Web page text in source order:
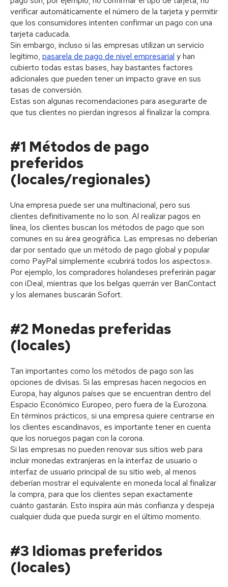
verificar automáticamente el número de la tarjeta y permitir
que los consumidores intenten confirmar un pago con una
tarjeta caducada.
Sin embargo, incluso si las empresas utilizan un servicio
legítimo, pasarela de pago de nivel empresarial y han
cubierto todas estas bases, hay bastantes factores
adicionales que pueden tener un impacto grave en sus
tasas de conversión.
Estas son algunas recomendaciones para asegurarte de
que tus clientes no pierdan ingresos al finalizar la compra.
#1 Métodos de pago
preferidos
(locales/regionales)
Una empresa puede ser una multinacional, pero sus
clientes definitivamente no lo son. Al realizar pagos en
línea, los clientes buscan los métodos de pago que son
comunes en su área geográfica. Las empresas no deberían
dar por sentado que un método de pago global y popular
como PayPal simplemente «cubrirá todos los aspectos».
Por ejemplo, los compradores holandeses preferirán pagar
con iDeal, mientras que los belgas querrán ver BanContact
y los alemanes buscarán Sofort.
#2 Monedas preferidas
(locales)
Tan importantes como los métodos de pago son las
opciones de divisas. Si las empresas hacen negocios en
Europa, hay algunos países que se encuentran dentro del
Espacio Económico Europeo, pero fuera de la Eurozona.
En términos prácticos, si una empresa quiere centrarse en
los clientes escandinavos, es importante tener en cuenta
que los noruegos pagan con la corona.
Si las empresas no pueden renovar sus sitios web para
incluir monedas extranjeras en la interfaz de usuario o
interfaz de usuario principal de su sitio web, al menos
deberían mostrar el equivalente en moneda local al finalizar
la compra, para que los clientes sepan exactamente
cuánto gastarán. Esto inspira aún más confianza y despeja
cualquier duda que pueda surgir en el último momento.
#3 Idiomas preferidos
(locales)